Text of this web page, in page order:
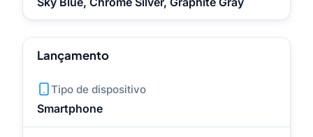
Lançamento
Tipo de dispositivo
Smartphone